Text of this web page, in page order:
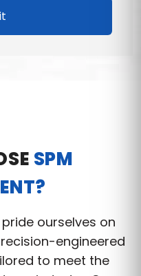
SPM
ourselves on
engineered
to meet the